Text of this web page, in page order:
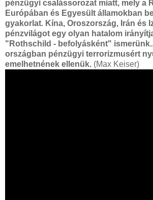
pénzügyi csalássorozat miatt, mely a
Európában és Egyesült államokban
gyakorlat. Kína, Oroszország, Irán és
pénzvilágot egy olyan hatalom
"Rothschild - befolyásként"
országban pénzügyi terrorizmusért
emelhetnének ellenük. (Max Keiser)